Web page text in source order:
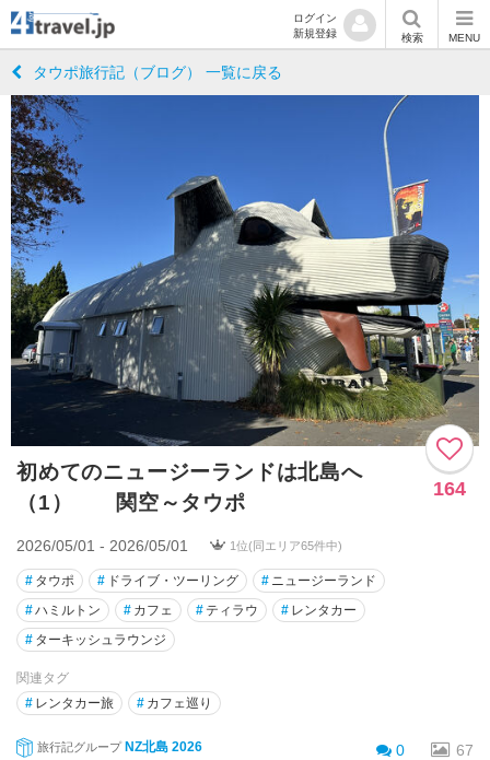
ログイン
新規登録
検索 MENU
タウポ旅行記（ブログ） 一覧に戻る
初めてのニュージーランドは北島へ
（1） 関空～タウポ
164
2026/05/01 - 2026/05/01 1位(同エリア65件中)
# タウポ # ドライブ・ツーリング # ニュージーランド
#ハミルトン # カフェ # ティラウ # レンタカー
# ターキッシュラウンジ
関連タグ
# レンタカー旅 # カフェ巡り
旅行記グループ NZ北島 2026 0 67